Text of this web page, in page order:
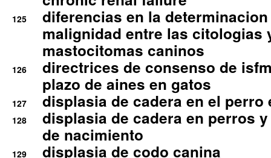
125
diferencias en la
malignidad entre las citologias
mastocitomas caninos
126
directrices de consenso de
plazo de aines en gatos
127 displasia de cadera en el perro
128
displasia de cadera en perros
de nacimiento
129 displasia de codo canina